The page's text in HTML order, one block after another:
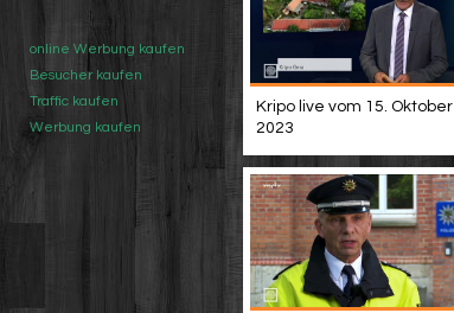
online Werbung kaufen
Besucher kaufen
Traffic kaufen
Werbung kaufen
Kripo live vom 15. Oktober
2023